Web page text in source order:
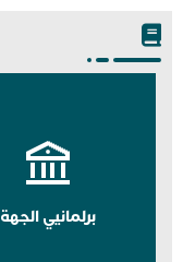
برلمانيي الجهة